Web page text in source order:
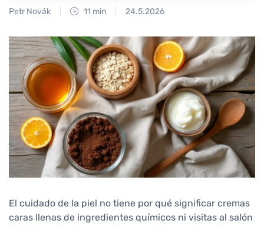
Petr Novák 11 min 24.5.2026
El cuidado de la piel no tiene por qué significar cremas
caras llenas de ingredientes químicos ni visitas al salón